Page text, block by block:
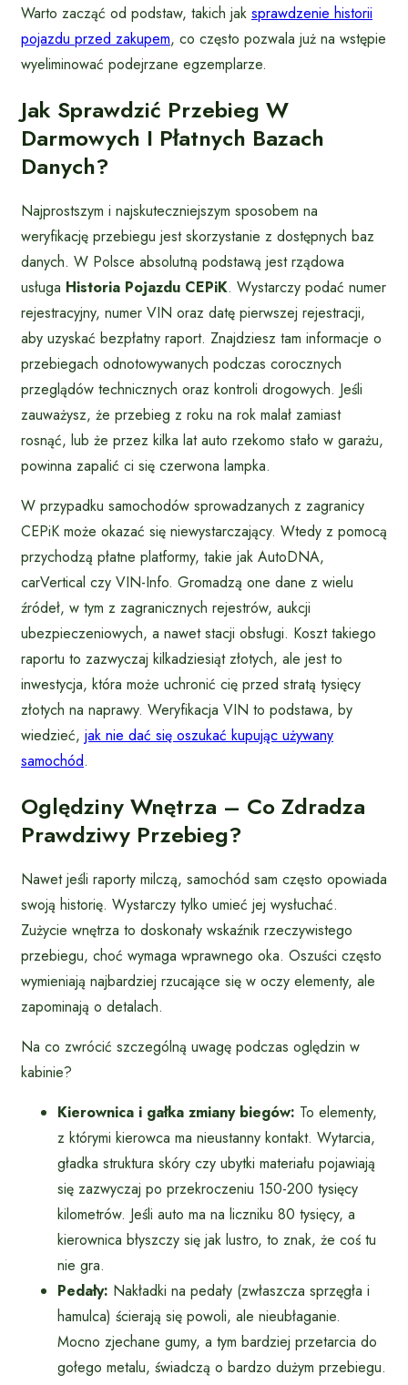
Warto zacząć od podstaw, takich jak sprawdzenie historii
pojazdu przed zakupem, co często pozwala już na wstępie
wyeliminować podejrzane egzemplarze.
Jak Sprawdzić Przebieg W
Darmowych I Płatnych Bazach
Danych?
Najprostszym i najskuteczniejszym sposobem na
weryfikację przebiegu jest skorzystanie z dostępnych baz
danych. W Polsce absolutną podstawą jest rządowa
usługa Historia Pojazdu CEPiK. Wystarczy podać numer
rejestracyjny, numer VIN oraz datę pierwszej rejestracji,
aby uzyskać bezpłatny raport. Znajdziesz tam informacje o
przebiegach odnotowywanych podczas corocznych
przeglądów technicznych oraz kontroli drogowych. Jeśli
zauważysz, że przebieg z roku na rok malał zamiast
rosnąć, lub że przez kilka lat auto rzekomo stało w garażu,
powinna zapalić ci się czerwona lampka.
W przypadku samochodów sprowadzanych z zagranicy
CEPiK może okazać się niewystarczający. Wtedy z pomocą
przychodzą płatne platformy, takie jak AutoDNA,
carVertical czy VIN-Info. Gromadzą one dane z wielu
źródeł, w tym z zagranicznych rejestrów, aukcji
ubezpieczeniowych, a nawet stacji obsługi. Koszt takiego
raportu to zazwyczaj kilkadziesiąt złotych, ale jest to
inwestycja, która może uchronić cię przed stratą tysięcy
złotych na naprawy. Weryfikacja VIN to podstawa, by
wiedzieć, jak nie dać się oszukać kupując używany
samochód.
Oględziny Wnętrza – Co Zdradza
Prawdziwy Przebieg?
Nawet jeśli raporty milczą, samochód sam często opowiada
swoją historię. Wystarczy tylko umieć jej wysłuchać.
Zużycie wnętrza to doskonały wskaźnik rzeczywistego
przebiegu, choć wymaga wprawnego oka. Oszuści często
wymieniają najbardziej rzucające się w oczy elementy, ale
zapominają o detalach.
Na co zwrócić szczególną uwagę podczas oględzin w
kabinie?
Kierownica i gałka zmiany biegów: To elementy,
z którymi kierowca ma nieustanny kontakt. Wytarcia,
gładka struktura skóry czy ubytki materiału pojawiają
się zazwyczaj po przekroczeniu 150-200 tysięcy
kilometrów. Jeśli auto ma na liczniku 80 tysięcy, a
kierownica błyszczy się jak lustro, to znak, że coś tu
nie gra.
Pedały: Nakładki na pedały (zwłaszcza sprzęgła i
hamulca) ścierają się powoli, ale nieubłaganie.
Mocno zjechane gumy, a tym bardziej przetarcia do
gołego metalu, świadczą o bardzo dużym przebiegu.